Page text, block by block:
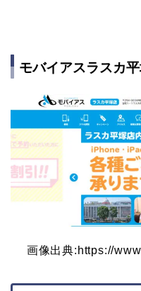
モバイアスラスカ
画像出典:https://